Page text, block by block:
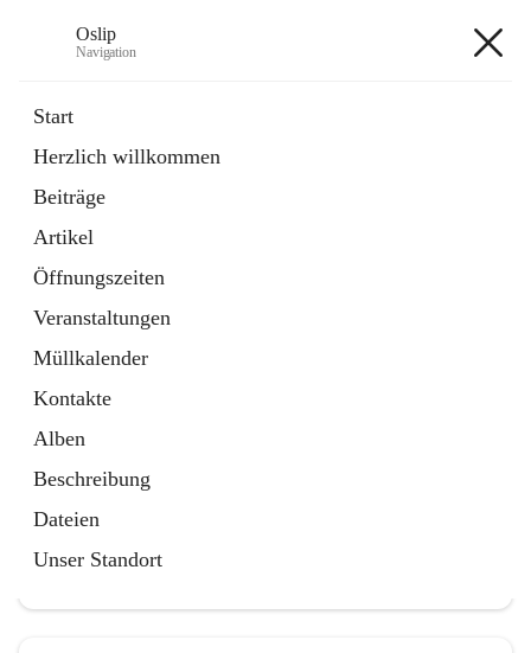
Oslip
Navigation
Start
Herzlich willkommen
Beiträge
Artikel
Öffnungszeiten
Veranstaltungen
Müllkalender
Kontakte
Alben
Beschreibung
Dateien
Unser Standort
Externe Webseite
in
Tab
Bundeskanzleramt Österreich
Externe Webseite
öffnet
in
neuem
Tab